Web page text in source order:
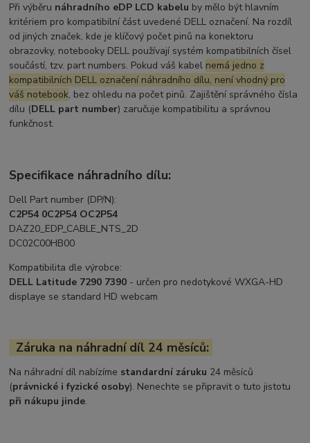
Při výběru náhradního eDP LCD kabelu by mělo být hlavním
kritériem pro kompatibilní část uvedené DELL označení. Na rozdíl
od jiných značek, kde je klíčový počet pinů na konektoru
obrazovky, notebooky DELL používají systém kompatibilních čísel
součástí, tzv. part numbers. Pokud váš kabel nemá jedno z
kompatibilních DELL označení náhradního dílu, není vhodný pro
váš notebook, bez ohledu na počet pinů. Zajištění správného čísla
dílu (DELL part number) zaručuje kompatibilitu a správnou
funkčnost.
Specifikace náhradního dílu:
Dell Part number (DP/N):
C2P54 0C2P54 OC2P54
DAZ20_EDP_CABLE_NTS_2D
DC02C00HB00
Kompatibilita dle výrobce:
DELL Latitude 7290 7390 - určen pro nedotykové WXGA-HD
displaye se standard HD webcam
Záruka na náhradní díl 24 měsíců:
Na náhradní díl nabízíme standardní záruku 24 měsíců
(právnické i fyzické osoby). Nenechte se připravit o tuto jistotu
při nákupu jinde.